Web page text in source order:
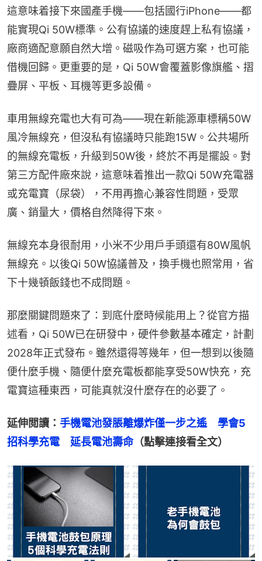
這意味着接下來國產手機——包括國行iPhone——都
能實現Qi 50W標準。公有協議的速度趕上私有協議，
廠商適配意願自然大增。磁吸作為可選方案，也可能
借機回歸。更重要的是，Qi 50W會覆蓋影像旗艦、摺
疊屏、平板、耳機等更多設備。
車用無線充電也大有可為——現在新能源車標稱50W
風冷無線充，但沒私有協議時只能跑15W。公共場所
的無線充電板，升級到50W後，終於不再是擺設。對
第三方配件廠來說，這意味着推出一款Qi 50W充電器
或充電寶（尿袋），不用再擔心兼容性問題，受眾
廣、銷量大，價格自然降得下來。
無線充本身很耐用，小米不少用戶手頭還有80W風帆
無線充。以後Qi 50W協議普及，換手機也照常用，省
下十幾頓飯錢也不成問題。
那麼關鍵問題來了：到底什麼時候能用上？從官方描
述看，Qi 50W已在研發中，硬件參數基本確定，計劃
2028年正式發布。雖然還得等幾年，但一想到以後隨
便什麼手機、隨便什麼充電板都能享受50W快充，充
電寶這種東西，可能真就沒什麼存在的必要了。
延伸閲讀： 手機電池發脹離爆炸僅一步之遙　學會5
招科學充電　延長電池壽命（點擊連接看全文）